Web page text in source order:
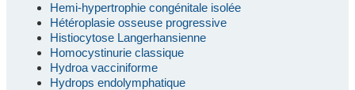
Hemi-hypertrophie congénitale isolée
Hétéroplasie osseuse progressive
Histiocytose Langerhansienne
Homocystinurie classique
Hydroa vacciniforme
Hydrops endolymphatique